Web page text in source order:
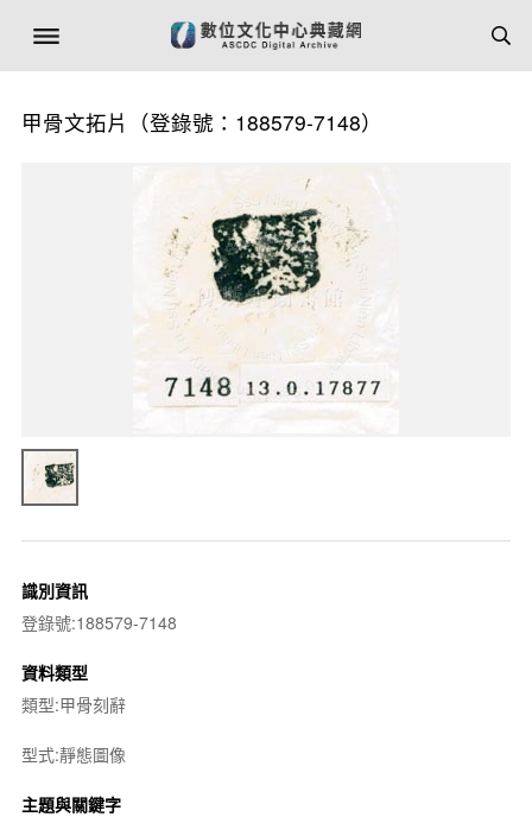
甲骨文拓片（登錄號：188579-7148）
識別資訊
登錄號:188579-7148
資料類型
類型:甲骨刻辭
型式:靜態圖像
主題與關鍵字